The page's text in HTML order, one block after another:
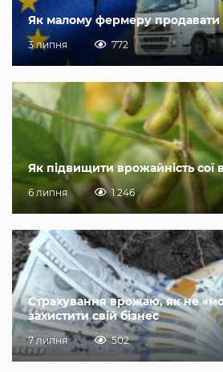
Як малому фермеру продавати
3 липня 772
Як підвищити врожайність сої
6 липня 1 246
Страхування врожаю, як не
захистити свій бізнес
7 липня 502